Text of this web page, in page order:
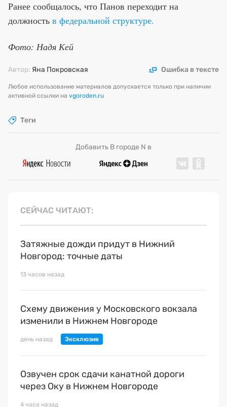
Ранее сообщалось, что Панов переходит на
должность в федеральной структуре.
Фото: Надя Кей
Автор: Яна Покровская Ошибка в тексте
Любое использование материалов допускается только при наличии
активной ссылки на vgoroden.ru
Теги
Добавить В городе N в
СЕЙЧАС ЧИТАЮТ
Затяжные дожди придут в Нижний
Новгород: точные даты
13 часов назад
Схему движения у Московского вокзала
изменили в Нижнем Новгороде
день назад
Озвучен срок сдачи канатной дороги
через Оку в Нижнем Новгороде
4 часа назад